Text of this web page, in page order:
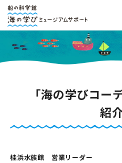
「海の学びコー
紹
桂浜水族館 営業リーダー